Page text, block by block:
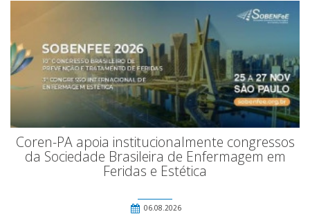
Coren-PA apoia institucionalmente congressos
da Sociedade Brasileira de Enfermagem em
Feridas e Estética
06.08.2026